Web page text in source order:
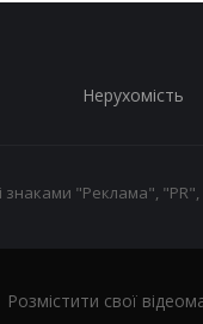
Нерухомість
знаками "Реклама",
Розмістити свої